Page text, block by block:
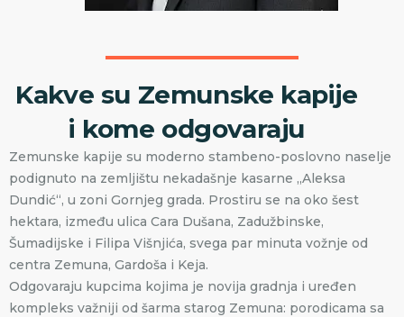
Kakve su Zemunske kapije
i kome odgovaraju
Zemunske kapije su moderno stambeno-poslovno naselje
podignuto na zemljištu nekadašnje kasarne „Aleksa
Dundić“, u zoni Gornjeg grada. Prostiru se na oko šest
hektara, između ulica Cara Dušana, Zadužbinske,
Šumadijske i Filipa Višnjića, svega par minuta vožnje od
centra Zemuna, Gardoša i Keja.
Odgovaraju kupcima kojima je novija gradnja i uređen
kompleks važniji od šarma starog Zemuna: porodicama sa